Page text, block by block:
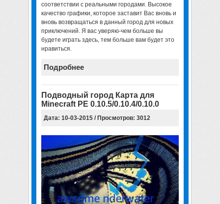
соответствии с реальными городами. Высокое
качество графики, которое заставит Вас вновь и
вновь возвращаться в данный город для новых
приключений. Я вас уверяю-чем больше вы
будете играть здесь, тем больше вам будет это
нравиться.
Подробнее
Подводный город Карта для
Minecraft PE 0.10.5/0.10.4/0.10.0
Дата: 10-03-2015 / Просмотров: 3012